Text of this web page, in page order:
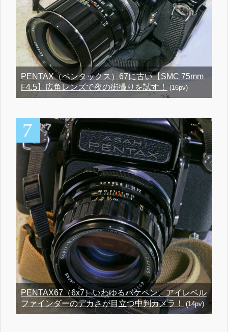
PENTAX（ペンタックス）67に古い【SMC 75mm
F4.5】広角レンズで夜の街撮りを試す！
(16pv)
PENTAX67（6x7）いわゆるバケペン、アイレベル
ファインダーのデカさが目立つ中判カメラ！
(14pv)